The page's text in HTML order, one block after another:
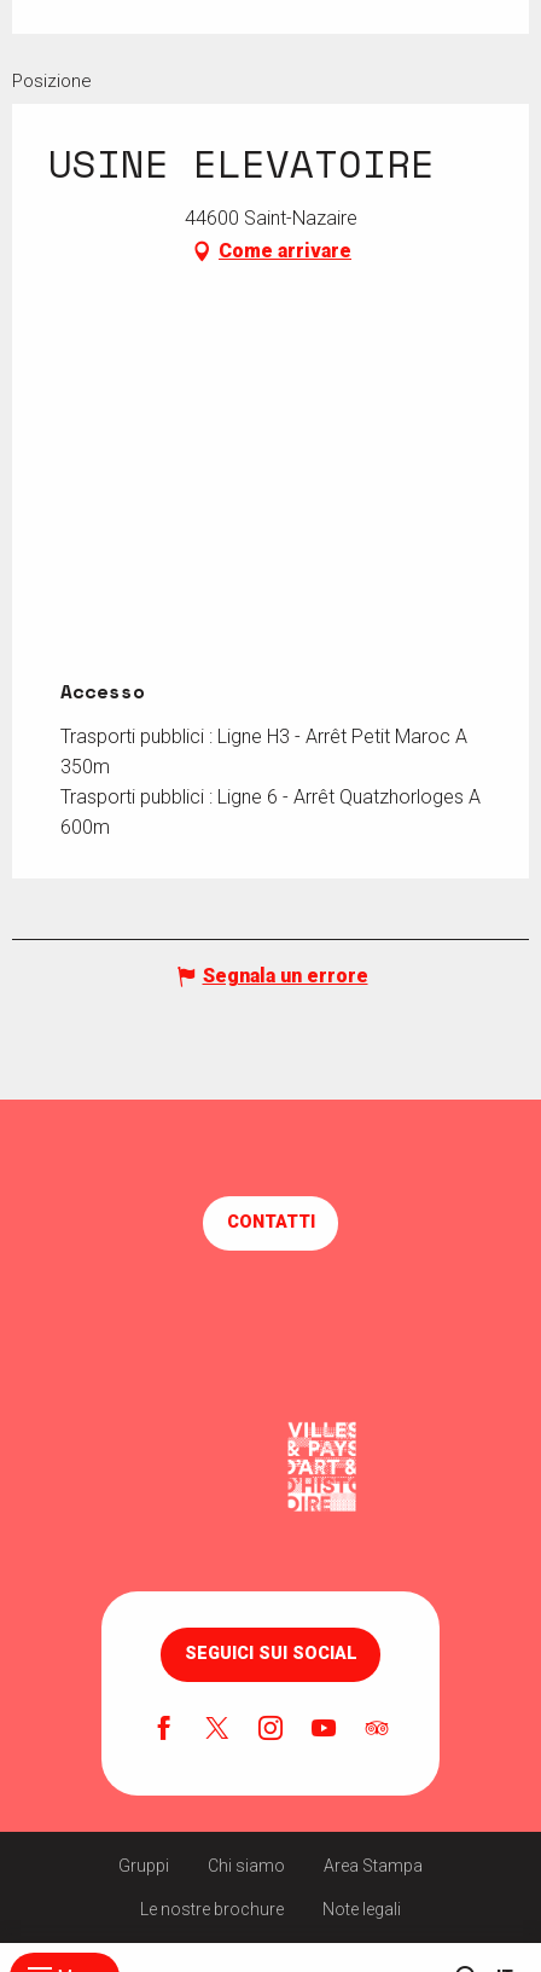
Posizione
USINE ELEVATOIRE
44600 Saint-Nazaire
Come arrivare
Accesso
Accesso
Trasporti pubblici : Ligne H3 - Arrêt Petit Maroc A
350m
Trasporti pubblici : Ligne 6 - Arrêt Quatzhorloges A
600m
Segnala un errore
CONTATTI
SEGUICI SUI SOCIAL
Gruppi Chi siamo Area Stampa
Le nostre brochure Note legali